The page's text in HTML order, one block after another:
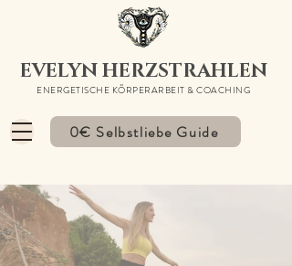
ENERGETISCHE KÖRPERARBEIT & COACHING
EVELYN HERZSTRAHLEN
0€ Selbstliebe Guide